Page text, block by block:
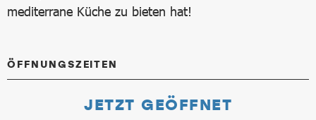
mediterrane Küche zu bieten hat!
ÖFFNUNGSZEITEN
JETZT GEÖFFNET